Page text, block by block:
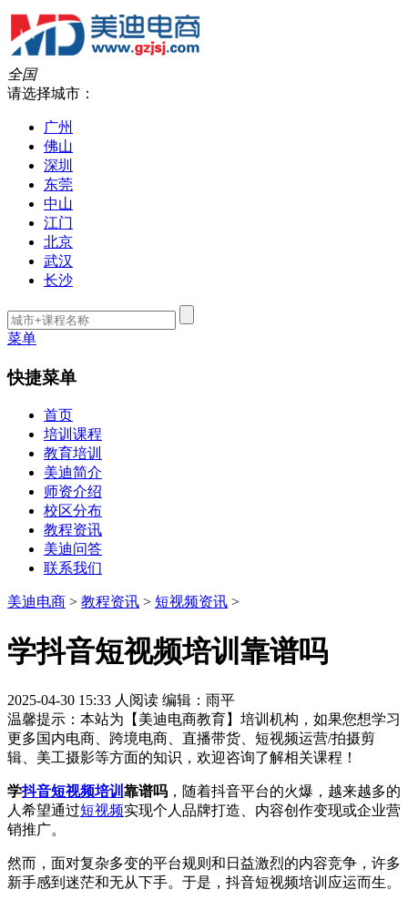
全国
请选择城市：
广州
佛山
深圳
东莞
中山
江门
北京
武汉
长沙
菜单
快捷菜单
首页
培训课程
教育培训
美迪简介
师资介绍
校区分布
教程资讯
美迪问答
联系我们
美迪电商 > 教程资讯 > 短视频资讯 >
学抖音短视频培训靠谱吗
2025-04-30 15:33 人阅读 编辑：雨平
温馨提示：本站为【美迪电商教育】培训机构，如果您想学习
更多国内电商、跨境电商、直播带货、短视频运营/拍摄剪
辑、美工摄影等方面的知识，欢迎咨询了解相关课程！
学抖音短视频培训 靠谱吗 ，随着抖音平台的火爆，越来越多的
人希望通过短视频实现个人品牌打造、内容创作变现或企业营
销推广。
然而，面对复杂多变的平台规则和日益激烈的内容竞争，许多
新手感到迷茫和无从下手。于是，抖音短视频培训应运而生。